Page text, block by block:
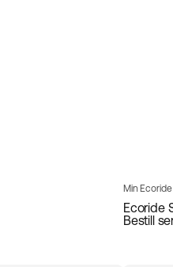
Min Ecoride
Ecoride
Bestill